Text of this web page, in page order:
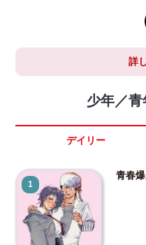
詳
少年／
デイリー
1
青春爆